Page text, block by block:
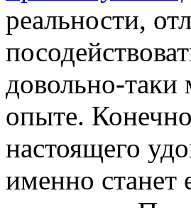
реальности,
довольно-таки
опыте.
настоящего
именно